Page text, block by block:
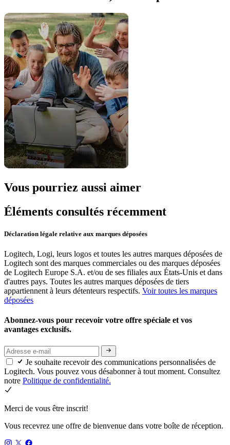
Vous pourriez aussi aimer
Éléments consultés récemment
Déclaration légale relative aux marques déposées
Logitech, Logi, leurs logos et toutes les autres marques déposées de
Logitech sont des marques commerciales ou des marques déposées
de Logitech Europe S.A. et/ou de ses filiales aux États-Unis et dans
d'autres pays. Toutes les autres marques déposées de tiers
appartiennent à leurs détenteurs respectifs. Voir toutes les marques
déposées
Abonnez-vous pour recevoir votre offre spéciale et vos
avantages exclusifs.
Je souhaite recevoir des communications personnalisées de
Logitech. Vous pouvez vous désabonner à tout moment. Consultez
notre Politique de confidentialité.
Merci de vous être inscrit!
Vous recevrez une offre de bienvenue dans votre boîte de réception.